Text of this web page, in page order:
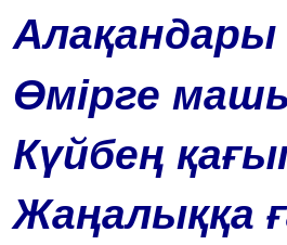
Өмірге
Күйбең
Жаңалыққа